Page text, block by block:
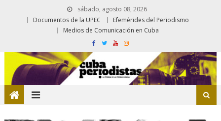
sábado, agosto 08, 2026
Documentos de la UPEC
Efemérides del Periodismo
Medios de Comunicación en Cuba